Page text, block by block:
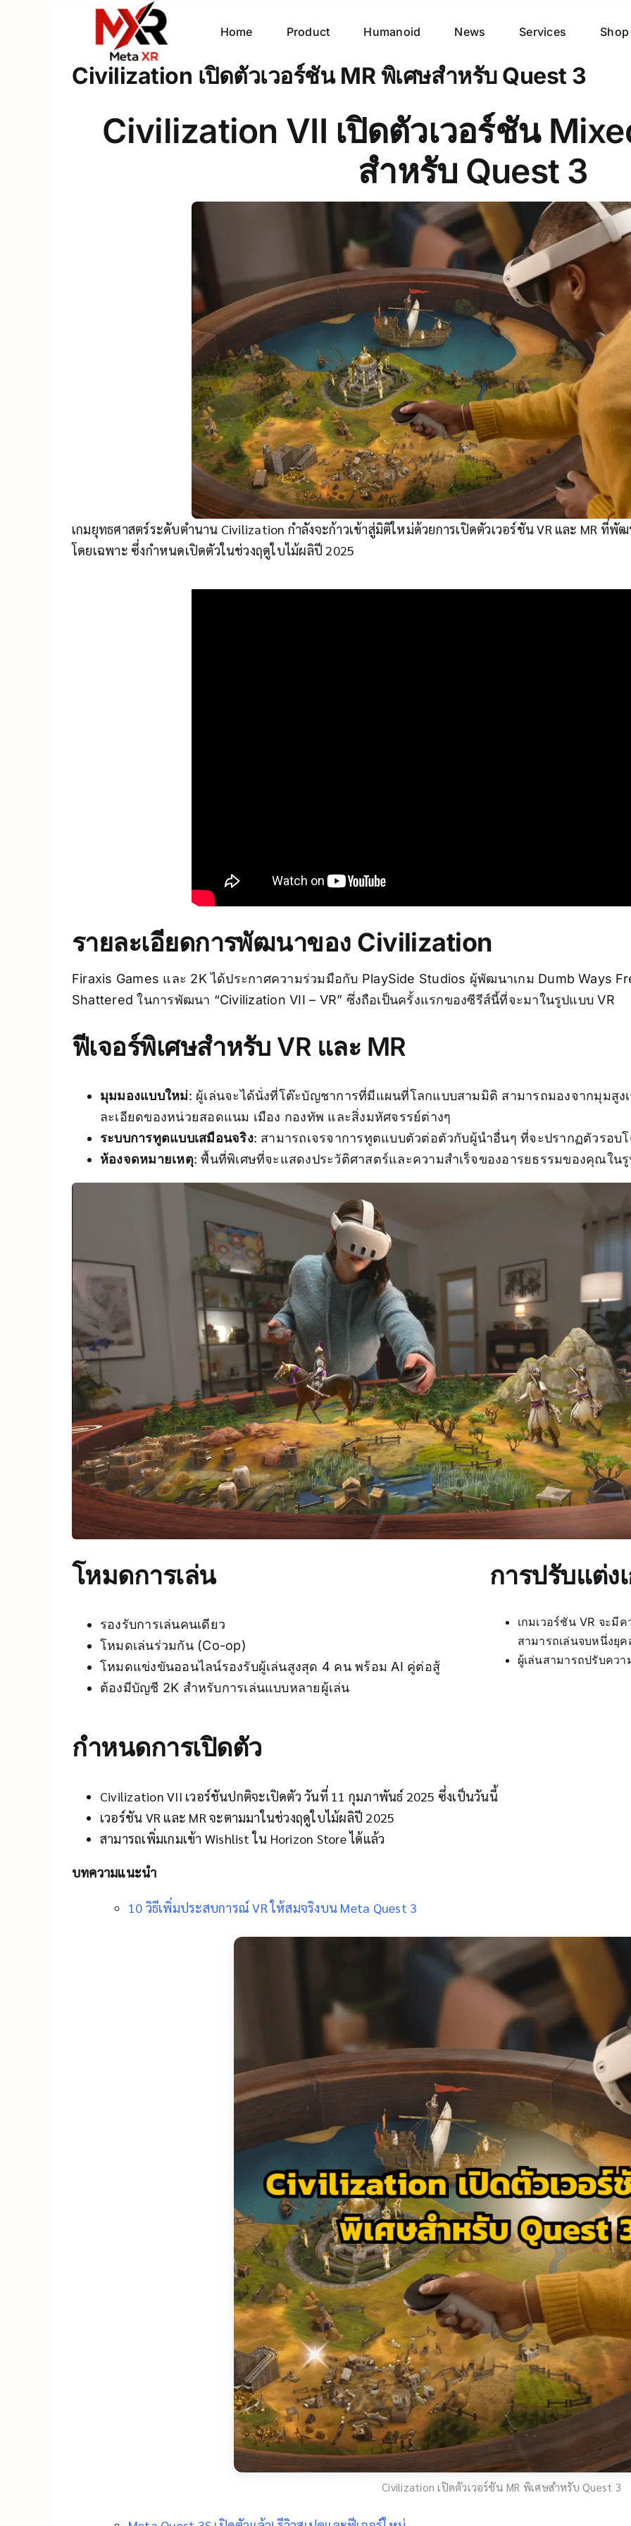
Home Product Humanoid News Services Shop
Civilization เปิดตัวเวอร์ชัน MR พิเศษสำหรับ Quest 3
Civilization VII เปิดตัวเวอร์ชัน
สำหรับ Quest 3
เกมยุทธศาสตร์ระดับตำนาน Civilization กำลังจะก้าวเข้าสู่มิติใหม่ด้วยการเปิดตัวเวอร์ชัน VR และ MR ที่
โดยเฉพาะ ซึ่งกำหนดเปิดตัวในช่วงฤดูใบไม้ผลิปี 2025
รายละเอียดการพัฒนาของ Civilization
Firaxis Games และ 2K ได้ประกาศความร่วมมือกับ PlaySide Studios ผู้พัฒนาเกม Dumb Ways
Shattered ในการพัฒนา “Civilization VII – VR” ซึ่งถือเป็นครั้งแรกของซีรีส์นี้ที่จะมาในรูปแบบ VR
ฟีเจอร์พิเศษสำหรับ VR และ MR
มุมมองแบบใหม่: ผู้เล่นจะได้นั่งที่โต๊ะบัญชาการที่มีแผนที่โลกแบบสามมิติ สามารถมองจากมุมสูง
ละเอียดของหน่วยสอดแนม เมือง กองทัพ และสิ่งมหัศจรรย์ต่างๆ
ระบบการทูตแบบเสมือนจริง: สามารถเจรจาการทูตแบบตัวต่อตัวกับผู้นำอื่นๆ ที่จะปรากฏตัวรอบ
ห้องจดหมายเหตุ: พื้นที่พิเศษที่จะแสดงประวัติศาสตร์และความสำเร็จของอารยธรรมของคุณใน
โหมดการเล่น
รองรับการเล่นคนเดียว
โหมดเล่นร่วมกัน (Co-op)
โหมดแข่งขันออนไลน์รองรับผู้เล่นสูงสุด 4 คน พร้อม AI คู่ต่อสู้
ต้องมีบัญชี 2K สำหรับการเล่นแบบหลายผู้เล่น
การปรับแต่ง
เกมเวอร์ชัน VR จะมี
สามารถเล่นจบหนึ่งยุค
ผู้เล่นสามารถปรับควา
กำหนดการเปิดตัว
Civilization VII เวอร์ชันปกติจะเปิดตัว วันที่ 11 กุมภาพันธ์ 2025 ซึ่งเป็นวันนี้
เวอร์ชัน VR และ MR จะตามมาในช่วงฤดูใบไม้ผลิปี 2025
สามารถเพิ่มเกมเข้า Wishlist ใน Horizon Store ได้แล้ว
บทความแนะนำ
10 วิธีเพิ่มประสบการณ์ VR ให้สมจริงบน Meta Quest 3
Civilization เปิดตัวเวอร์ชัน MR พิเศษสำหรับ Quest 3